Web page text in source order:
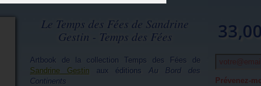
Le Temps des Fées de Sandrine
Gestin - Temps des Fées
Artbook de la collection Temps des Fées de
Sandrine Gestin aux éditionsAu Bord des
Continents
Prévenez-